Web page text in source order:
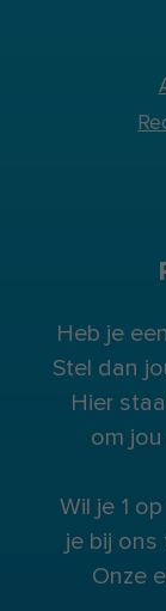
Heb je
Stel dan
Hier
om
Wil je 1
je bij
Onze